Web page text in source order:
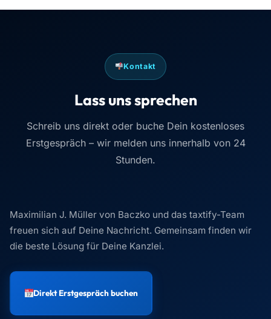
Kontakt
Lass uns sprechen
Schreib uns direkt oder buche Dein kostenloses
Erstgespräch – wir melden uns innerhalb von 24
Stunden.
Maximilian J. Müller von Baczko und das taxtify-Team
freuen sich auf Deine Nachricht. Gemeinsam finden wir
die beste Lösung für Deine Kanzlei.
Direkt Erstgespräch buchen